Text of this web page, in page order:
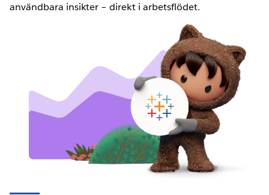
användbara insikter – direkt i arbetsflödet.